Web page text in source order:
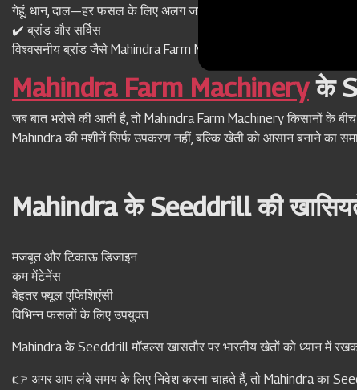
गेहूं, धान, दाल—हर फसल के लिए अलग जरूरत हो सकती है।
✔️ ब्रांड और सर्विस
विश्वसनीय ब्रांड जैसे Mahindra Farm Machinery बेहतर विकल्प होते हैं।
Mahindra Farm Machineryके
जब बात भरोसे की आती है, तो Mahindra Farm Machinery किसानों के
Mahindra की मशीनें सिर्फ उपकरण नहीं, बल्कि खेती को आसान बनाने का
Mahindra के Seeddrill की
मजबूत और टिकाऊ डिजाइन
कम मेंटेनेंस
बेहतर फ्यूल एफिशिएंसी
विभिन्न फसलों के लिए उपयुक्त
Mahindra के Seeddrill मॉडल्स खासतौर पर भारतीय खेतों को ध्यान में
👉 अगर आप लंबे समय के लिए निवेश करना चाहते हैं, तो Mahindra का